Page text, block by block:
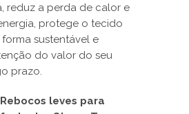
reduz a perda de calor e
protege o tecido
sustentável e
do valor do seu
prazo.
Rebocos leves para